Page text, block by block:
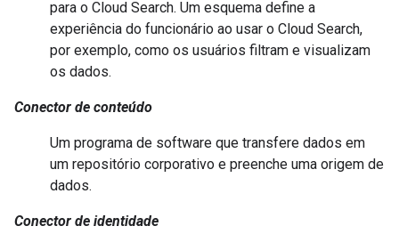
para o Cloud Search. Um esquema define a
experiência do funcionário ao usar o Cloud Search,
por exemplo, como os usuários filtram e visualizam
os dados.
Conector de conteúdo
Um programa de software que transfere dados em
um repositório corporativo e preenche uma origem de
dados.
Conector de identidade